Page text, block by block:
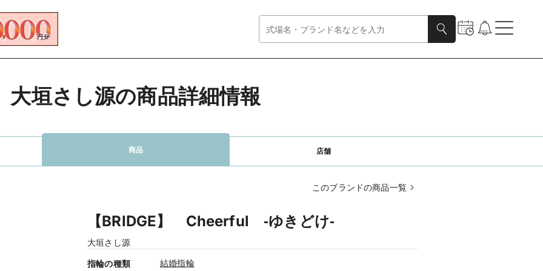
大垣さし源の商品詳細情報
商品 店舗
このブランドの商品一覧
【BRIDGE】 Cheerful ‐ゆきどけ‐
大垣さし源
指輪の種類 結婚指輪